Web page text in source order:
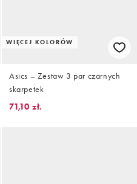
WIĘCEJ KOLORÓW
Asics – Zestaw 3 par czarnych
skarpetek
71,10 zł.